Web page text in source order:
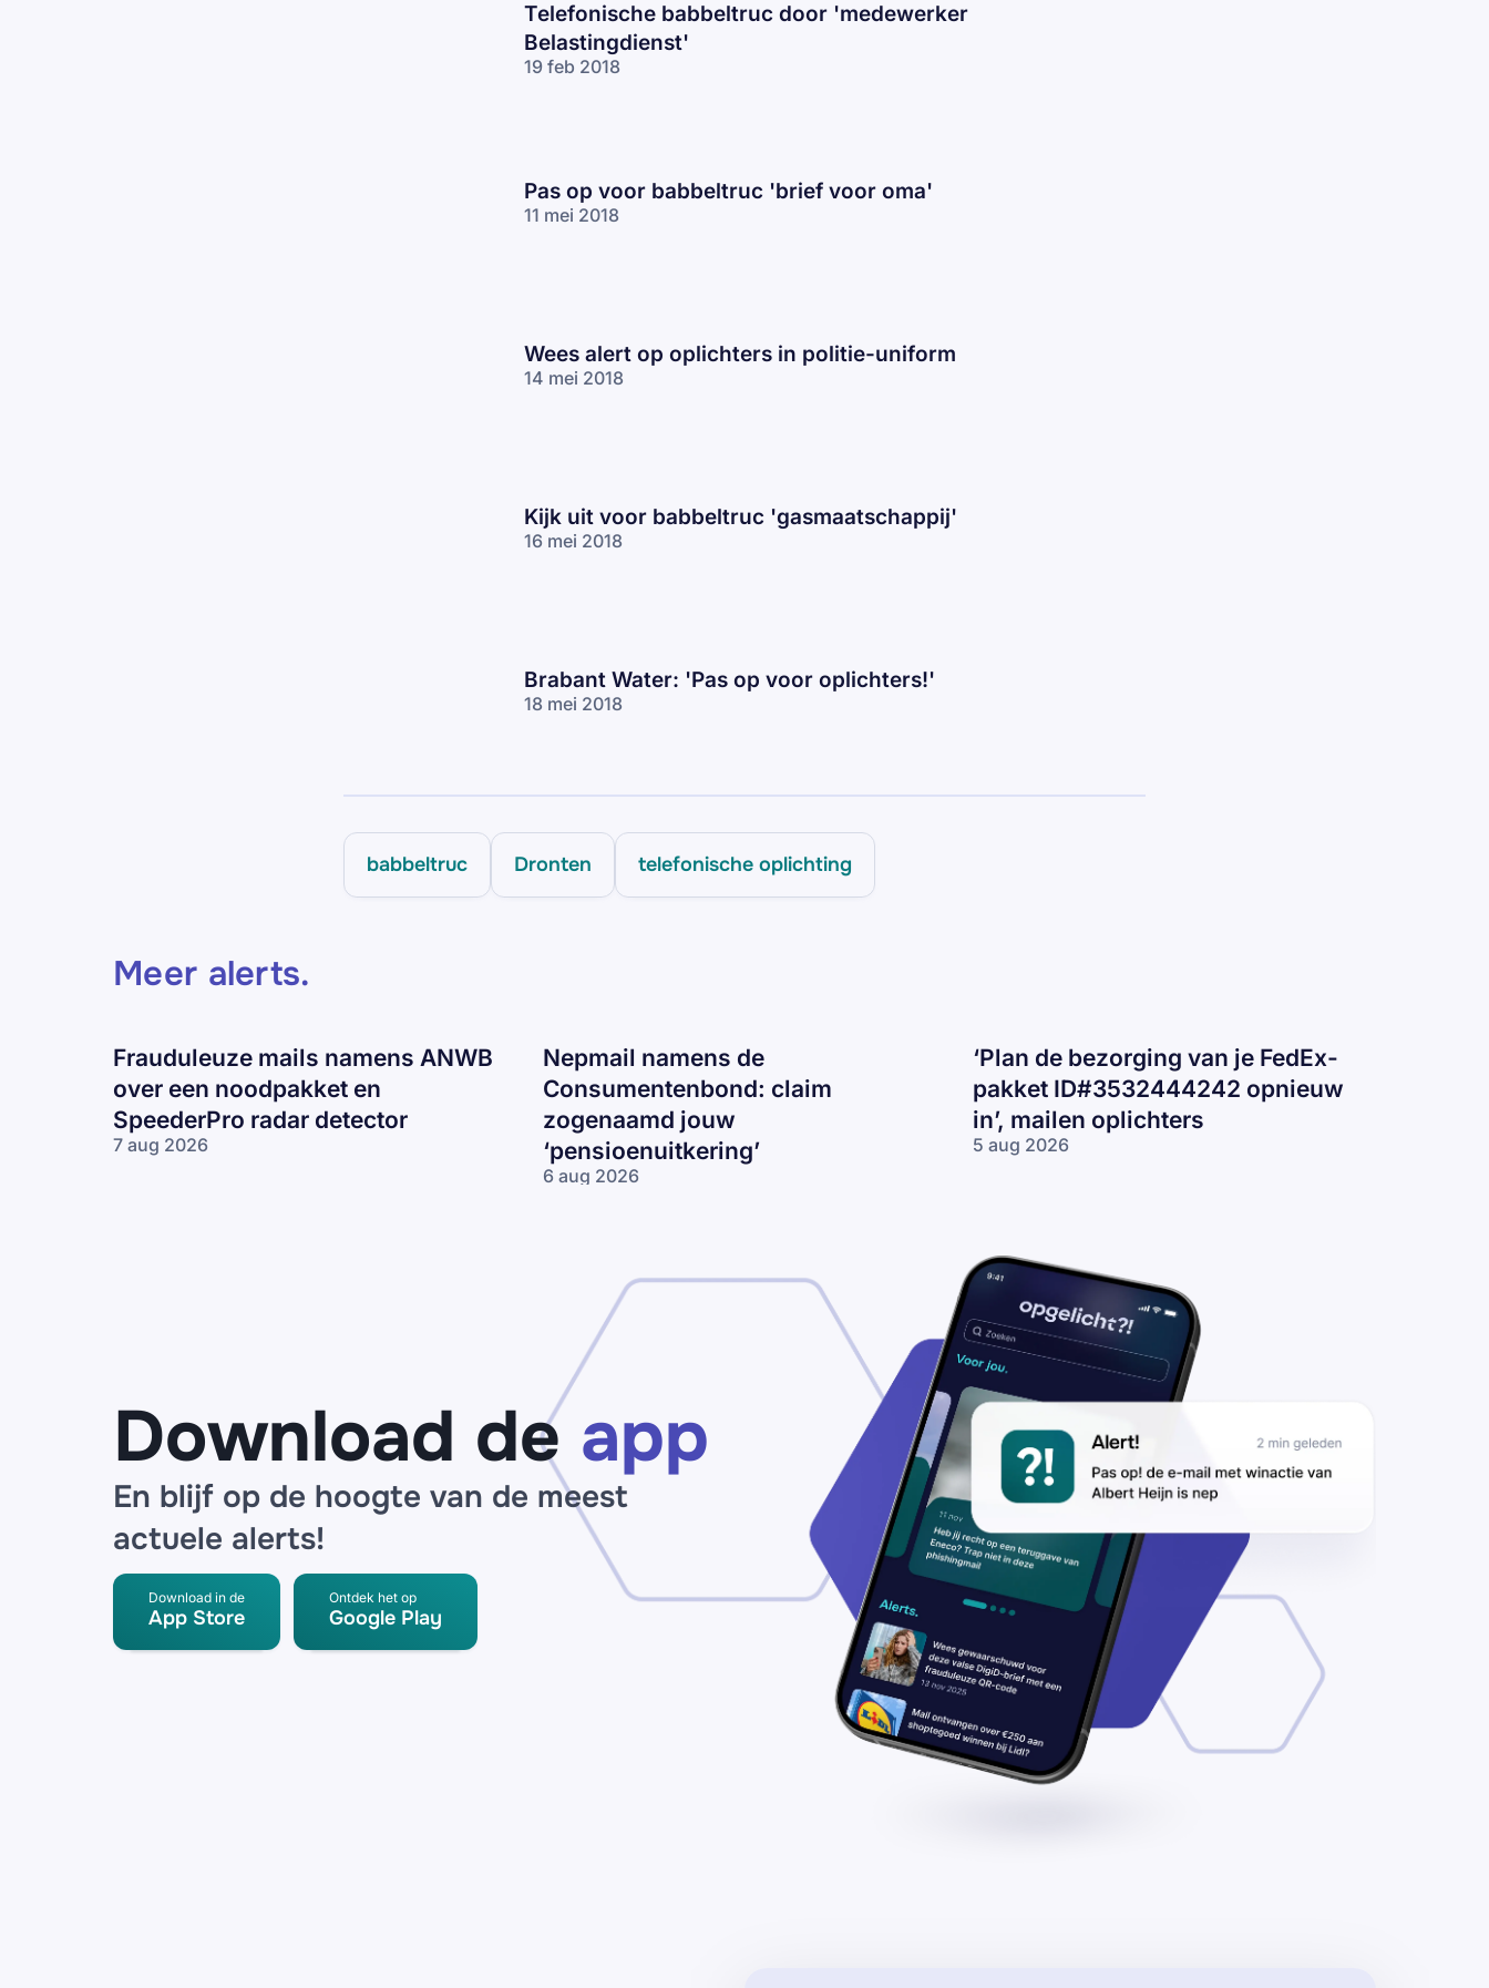
Telefonische babbeltruc door 'medewerker
Belastingdienst'
19 feb 2018
Pas op voor babbeltruc 'brief voor oma'
11 mei 2018
Wees alert op oplichters in politie-uniform
14 mei 2018
Kijk uit voor babbeltruc 'gasmaatschappij'
16 mei 2018
Brabant Water: 'Pas op voor oplichters!'
18 mei 2018
babbeltruc Dronten telefonische oplichting
Meer alerts.
Frauduleuze mails namens ANWB
over een noodpakket en
SpeederPro radar detector
7 aug 2026
Nepmail namens de
Consumentenbond: claim
zogenaamd jouw
‘pensioenuitkering’
6 aug 2026
‘pensioenuitkering’
‘Plan de bezorging van je FedEx-
pakket ID#3532444242 opnieuw
in’, mailen oplichters
5 aug 2026
opnieuw in’,
mailen
oplichters
Download de app
En blijf op de hoogte van de meest
actuele alerts!
Download in de
App Store
Ontdek het op
Google Play